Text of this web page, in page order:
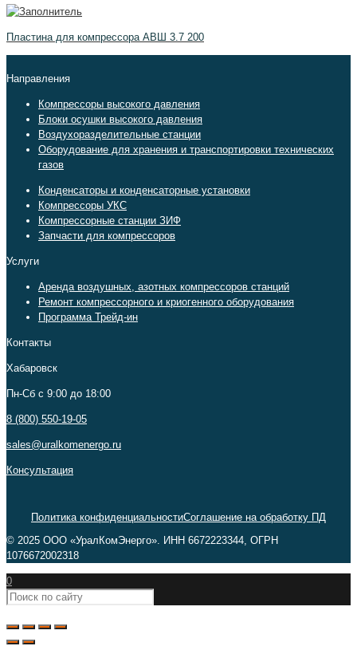
Пластина для компрессора АВШ 3.7 200
Направления
Компрессоры высокого давления
Блоки осушки высокого давления
Воздухоразделительные станции
Оборудование для хранения и транспортировки технических
газов
Конденсаторы и конденсаторные установки
Компрессоры УКС
Компрессорные станции ЗИФ
Запчасти для компрессоров
Услуги
Аренда воздушных, азотных компрессоров станций
Ремонт компрессорного и криогенного оборудования
Программа Трейд-ин
Контакты
Хабаровск
Пн-Сб c 9:00 до 18:00
8 (800) 550-19-05
sales@uralkomenergo.ru
Консультация
Политика конфиденциальностиСоглашение на обработку ПД
© 2025 ООО «УралКомЭнерго». ИНН 6672223344, ОГРН
1076672002318
0